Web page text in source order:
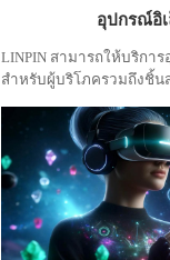
อุปกรณ์อิ
LINPIN สามารถให้บริกา
สำหรับผู้บริโภครวมถึงชิ้น
คอมพิวเตอร์อุปกรณ์สวม
ผลิตภัณฑ์ในอุตสาหกรรม